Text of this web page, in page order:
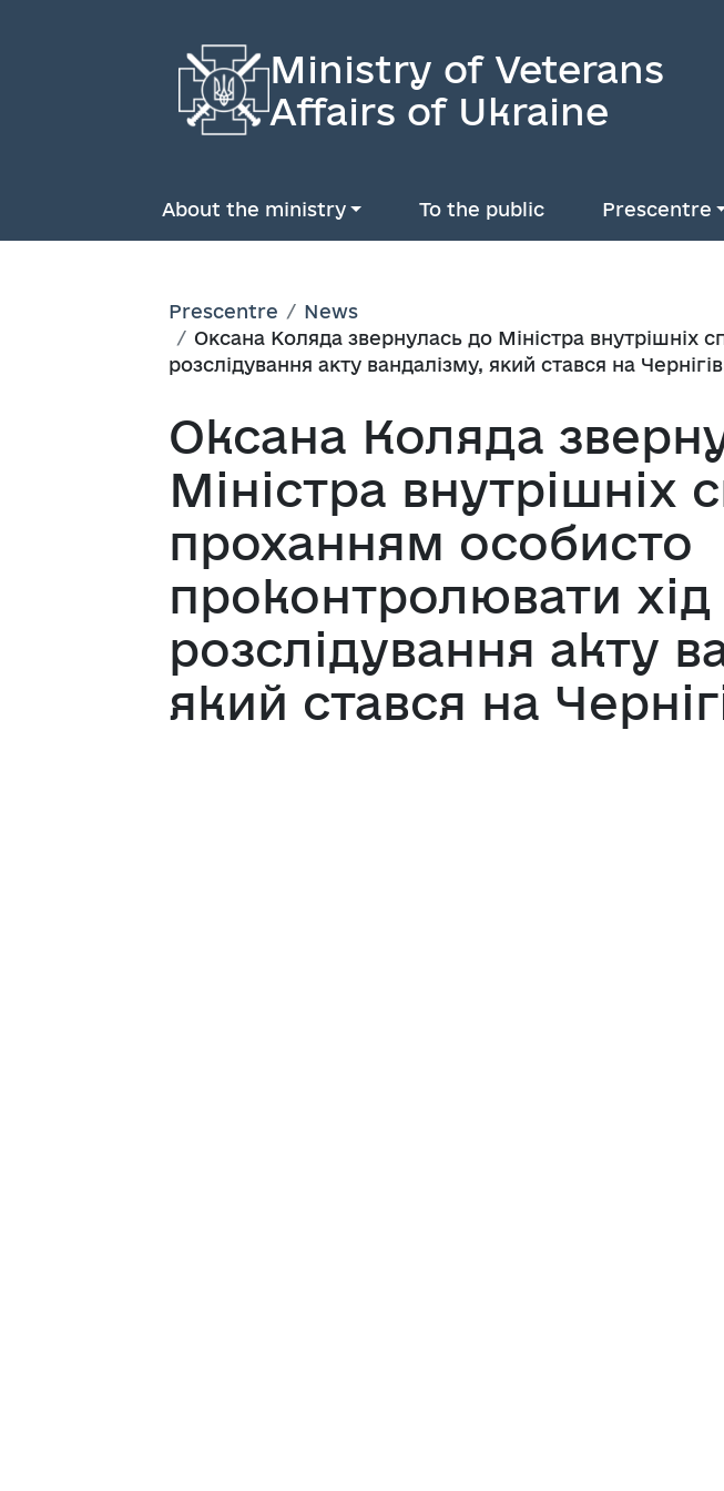
Ministry of Veterans
Affairs of Ukraine
About the ministry To the public Prescentre
Prescentre
News
Оксана Коляда звернулась до Міністра внутрішніх
розслідування акту вандалізму, який стався на
Оксана Коляда
Міністра внутрішніх
проханням особисто
проконтролювати хід
розслідування акту
який стався на